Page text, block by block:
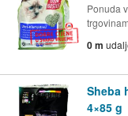
Ponuda
0 m
Sheba
4×85 g